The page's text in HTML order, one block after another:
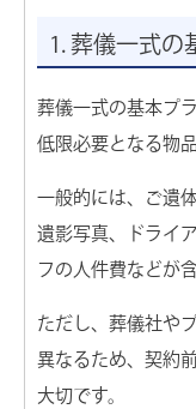
選ばれる理由
よくある質問
お客様の声
お葬式の知識
1. 葬儀一式の
葬儀一式の基本プ
低限必要となる物
一般的には、ご遺
遺影写真、ドライ
フの人件費などが
ただし、葬儀社や
異なるため、契約
大切です。